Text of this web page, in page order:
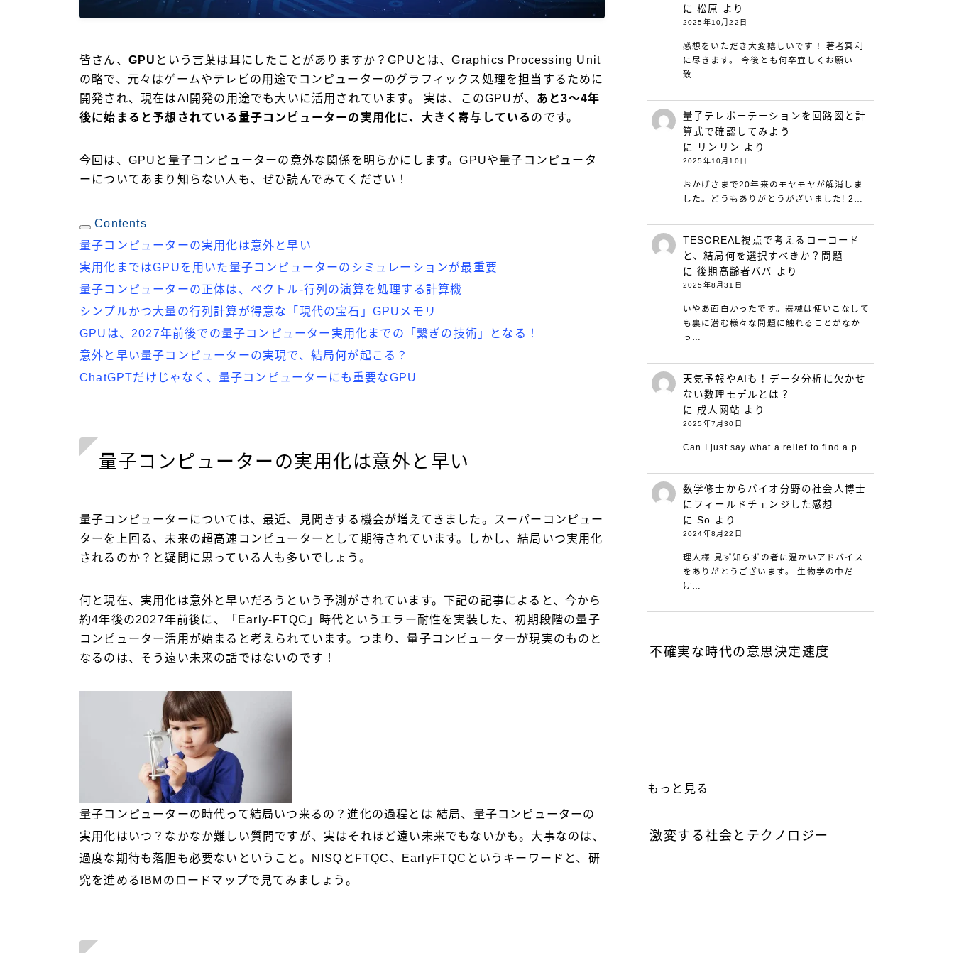
皆さん、 GPU という言葉は耳にしたことがありますか？GPUとは、Graphics Processing Unit
の略で、元々はゲームやテレビの用途でコンピューターのグラフィックス処理を担当するために
開発され、現在はAI開発の用途でも大いに活用されています。 実は、このGPUが、 あと3〜4年
後に始まると予想されている量子コンピューターの実用化に、大きく寄与している のです。
今回は、GPUと量子コンピューターの意外な関係を明らかにします。GPUや量子コンピュータ
ーについてあまり知らない人も、ぜひ読んでみてください！
Contents
量子コンピューターの実用化は意外と早い
実用化まではGPUを用いた量子コンピューターのシミュレーションが最重要
量子コンピューターの正体は、ベクトル-行列の演算を処理する計算機
シンプルかつ大量の行列計算が得意な「現代の宝石」GPUメモリ
GPUは、2027年前後での量子コンピューター実用化までの「繋ぎの技術」となる！
意外と早い量子コンピューターの実現で、結局何が起こる？
ChatGPTだけじゃなく、量子コンピューターにも重要なGPU
量子コンピューターの実用化は意外と早い
量子コンピューターについては、最近、見聞きする機会が増えてきました。スーパーコンピュー
ターを上回る、未来の超高速コンピューターとして期待されています。しかし、結局いつ実用化
されるのか？と疑問に思っている人も多いでしょう。
何と現在、実用化は意外と早いだろうという予測がされています。下記の記事によると、今から
約4年後の2027年前後に、「Early-FTQC」時代というエラー耐性を実装した、初期段階の量子
コンピューター活用が始まると考えられています。つまり、量子コンピューターが現実のものと
なるのは、そう遠い未来の話ではないのです！
量子コンピューターの時代って結局いつ来るの？進化の過程とは 結局、量子コンピューターの
実用化はいつ？なかなか難しい質問ですが、実はそれほど遠い未来でもないかも。大事なのは、
過度な期待も落胆も必要ないということ。NISQとFTQC、EarlyFTQCというキーワードと、研
究を進めるIBMのロードマップで見てみましょう。
に松原 より
2025年10月22日
感想をいただき大変嬉しいです！ 著者冥利
に尽きます。 今後とも何卒宜しくお願い
致…
量子テレポーテーションを回路図と計
算式で確認してみよう
に
リンリン より
2025年10月10日
おかげさまで20年来のモヤモヤが解消しま
した。どうもありがとうがざいました! 2…
TESCREAL視点で考えるローコード
と、結局何を選択すべきか？問題
に後期高齢者ババ より
2025年8月31日
いやあ面白かったです。器械は使いこなして
も裏に潜む様々な問題に触れることがなか
っ…
天気予報やAIも！データ分析に欠かせ
ない数理モデルとは？
に 成人网站 より
2025年7月30日
Can I just say what a relief to find a p…
数学修士からバイオ分野の社会人博士
にフィールドチェンジした感想
にSo より
2024年8月22日
理人様 見ず知らずの者に温かいアドバイス
をありがとうございます。 生物学の中だ
け…
不確実な時代の意思決定速度
もっと見る
激変する社会とテクノロジー